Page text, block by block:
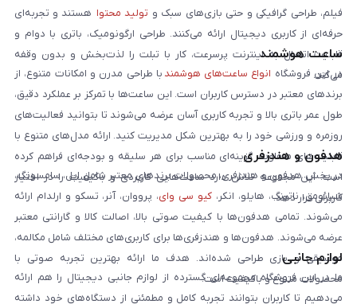
فیلم، طراحی گرافیکی و حتی بازی‌های سبک و تولید محتوا هستند و تجربه‌ای
حرفه‌ای از کاربری دیجیتال ارائه می‌کنند. طراحی ارگونومیک، باتری با دوام و
قابلیت اتصال به اینترنت پرسرعت، کار با تبلت را لذت‌بخش و بدون وقفه
می‌کند.
ساعت هوشمند
در این فروشگاه انواع ساعت‌های هوشمند با طراحی مدرن و امکانات متنوع، از
برندهای معتبر در دسترس کاربران است. این ساعت‌ها با تمرکز بر عملکرد دقیق،
طول عمر باتری بالا و تجربه کاربری آسان عرضه می‌شوند تا بتوانید فعالیت‌های
روزمره و ورزشی خود را به بهترین شکل مدیریت کنید. ارائه مدل‌های متنوع با
قابلیت‌های متفاوت، گزینه‌ای مناسب برای هر سلیقه و بودجه‌ای فراهم کرده
است. این مجموعه تلاش دارد ساعت‌هایی کاربردی و باکیفیت را در اختیار
کاربران قرار دهد.
هدفون و هندزفری
در بخش هدفون و هندزفری، محصولات برندهای معتبر شامل اپل، سامسونگ،
شیائومی، ناتینگ، هایلو، انکر، کیو سی وای، پرووان، آنر، تسکو و ارلدام ارائه
می‌شوند. تمامی هدفون‌ها با کیفیت صوتی بالا، اصالت کالا و گارانتی معتبر
عرضه می‌شوند. هدفون‌ها و هندزفری‌ها برای کاربری‌های مختلف شامل مکالمه،
موسیقی و بازی طراحی شده‌اند. هدف ما ارائه بهترین تجربه صوتی با
محصولات متنوع و باکیفیت است.
لوازم جانبی
ما در این فروشگاه مجموعه‌ای گسترده از لوازم جانبی دیجیتال را هم ارائه
می‌دهیم تا کاربران بتوانند تجربه کامل و مطمئنی از دستگاه‌های خود داشته